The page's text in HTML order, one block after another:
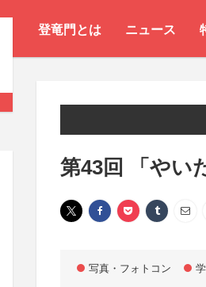
登竜門とは ニュース
第43回 「やい
写真・フォトコン